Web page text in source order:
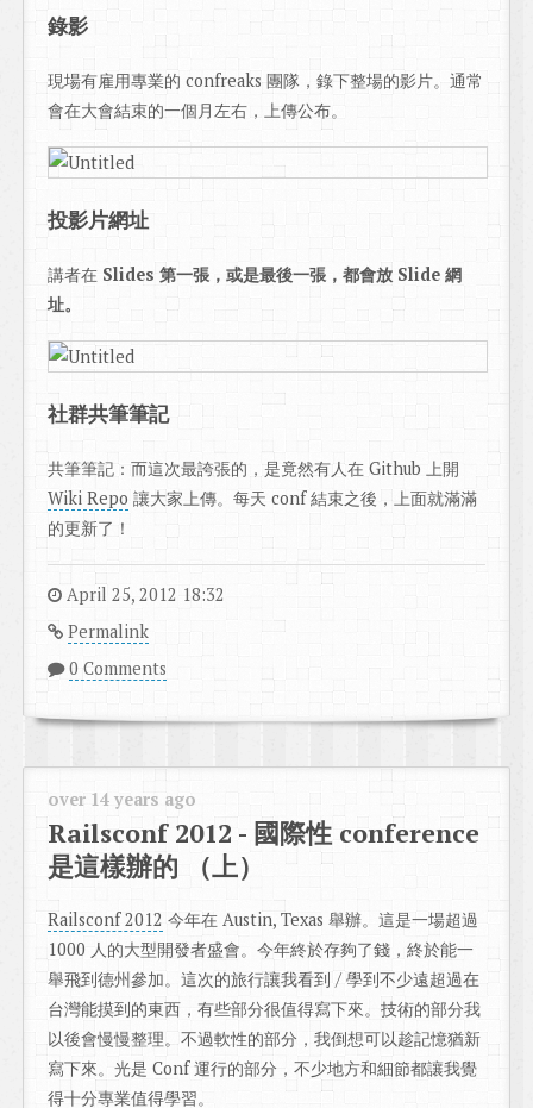
錄影
現場有雇用專業的 confreaks 團隊，錄下整場的影片。通常
會在大會結束的一個月左右，上傳公布。
投影片網址
講者在 Slides 第一張，或是最後一張，都會放 Slide 網
址。
社群共筆筆記
共筆筆記：而這次最誇張的，是竟然有人在 Github 上開
Wiki Repo 讓大家上傳。每天 conf 結束之後，上面就滿滿
的更新了！
April 25, 2012 18:32
Permalink
0 Comments
over 14 years ago
Railsconf 2012 - 國際性 conference
是這樣辦的 （上）
Railsconf 2012 今年在 Austin, Texas 舉辦。這是一場超過
1000 人的大型開發者盛會。今年終於存夠了錢，終於能一
舉飛到德州參加。這次的旅行讓我看到 / 學到不少遠超過在
台灣能摸到的東西，有些部分很值得寫下來。技術的部分我
以後會慢慢整理。不過軟性的部分，我倒想可以趁記憶猶新
寫下來。光是 Conf 運行的部分，不少地方和細節都讓我覺
得十分專業值得學習。